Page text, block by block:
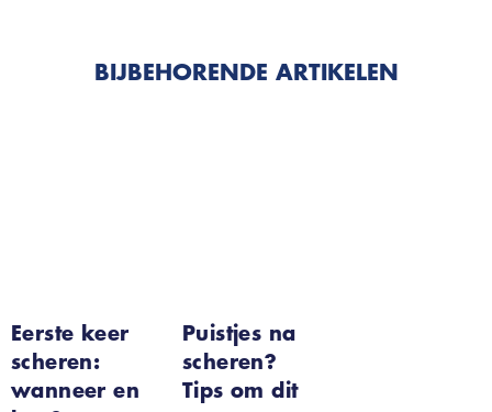
BIJBEHORENDE ARTIKELEN
Eerste keer
scheren:
wanneer en
Puistjes na
scheren?
Tips om dit